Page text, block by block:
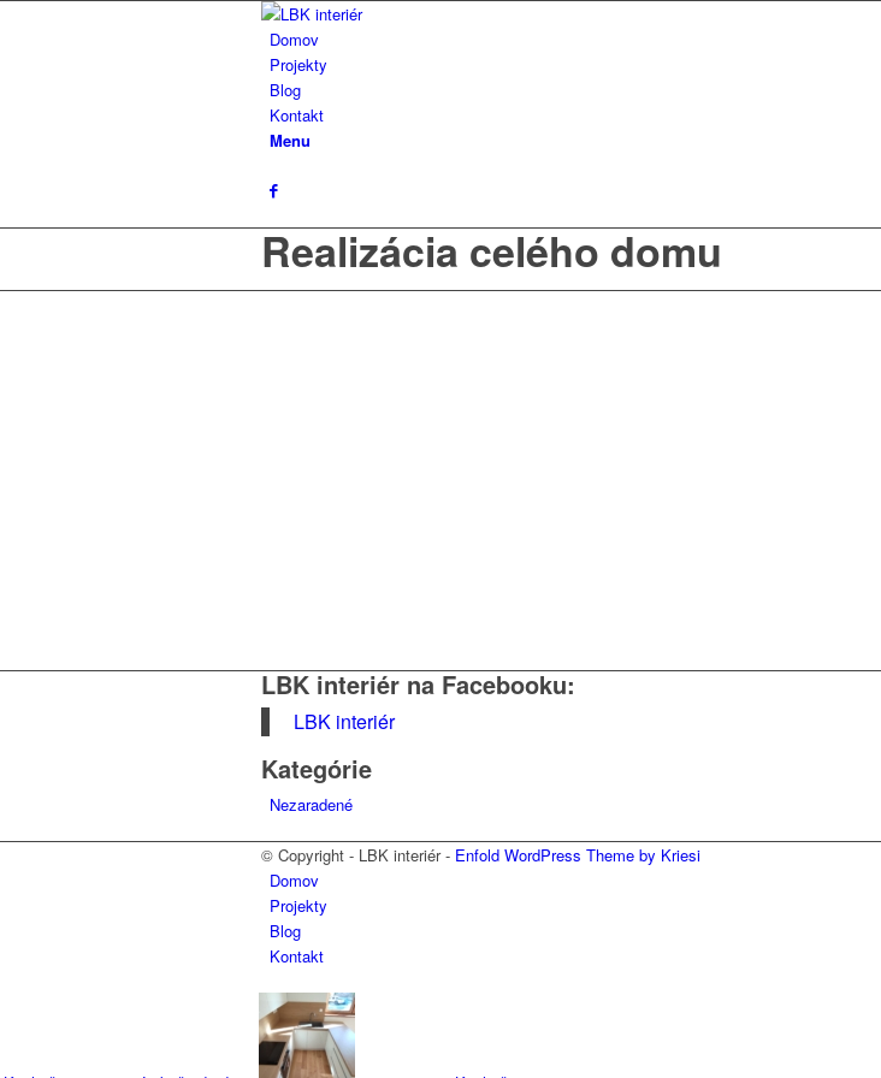
Domov
Projekty
Blog
Kontakt
Menu
Realizácia celého domu
LBK interiér na Facebooku:
LBK interiér
Kategórie
Nezaradené
© Copyright - LBK interiér - Enfold WordPress Theme by Kriesi
Domov
Projekty
Blog
Kontakt